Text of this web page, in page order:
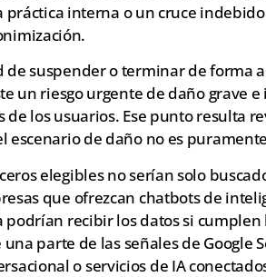
interna o un cruce
suspender o terminar de forma
un riesgo urgente de daño grave
los usuarios. Ese punto resulta
escenario de daño no es
elegibles no serían solo
que ofrezcan chatbots de
recibir los datos si cumplen
parte de las señales de Google
o servicios de IA